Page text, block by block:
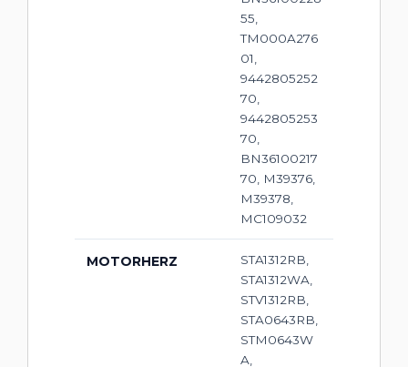
55,
TM000A276
01,
9442805252
70,
9442805253
70,
BN36100217
70, M39376,
M39378,
MC109032
MOTORHERZ
STA1312RB,
STA1312WA,
STV1312RB,
STA0643RB,
STM0643W
A,